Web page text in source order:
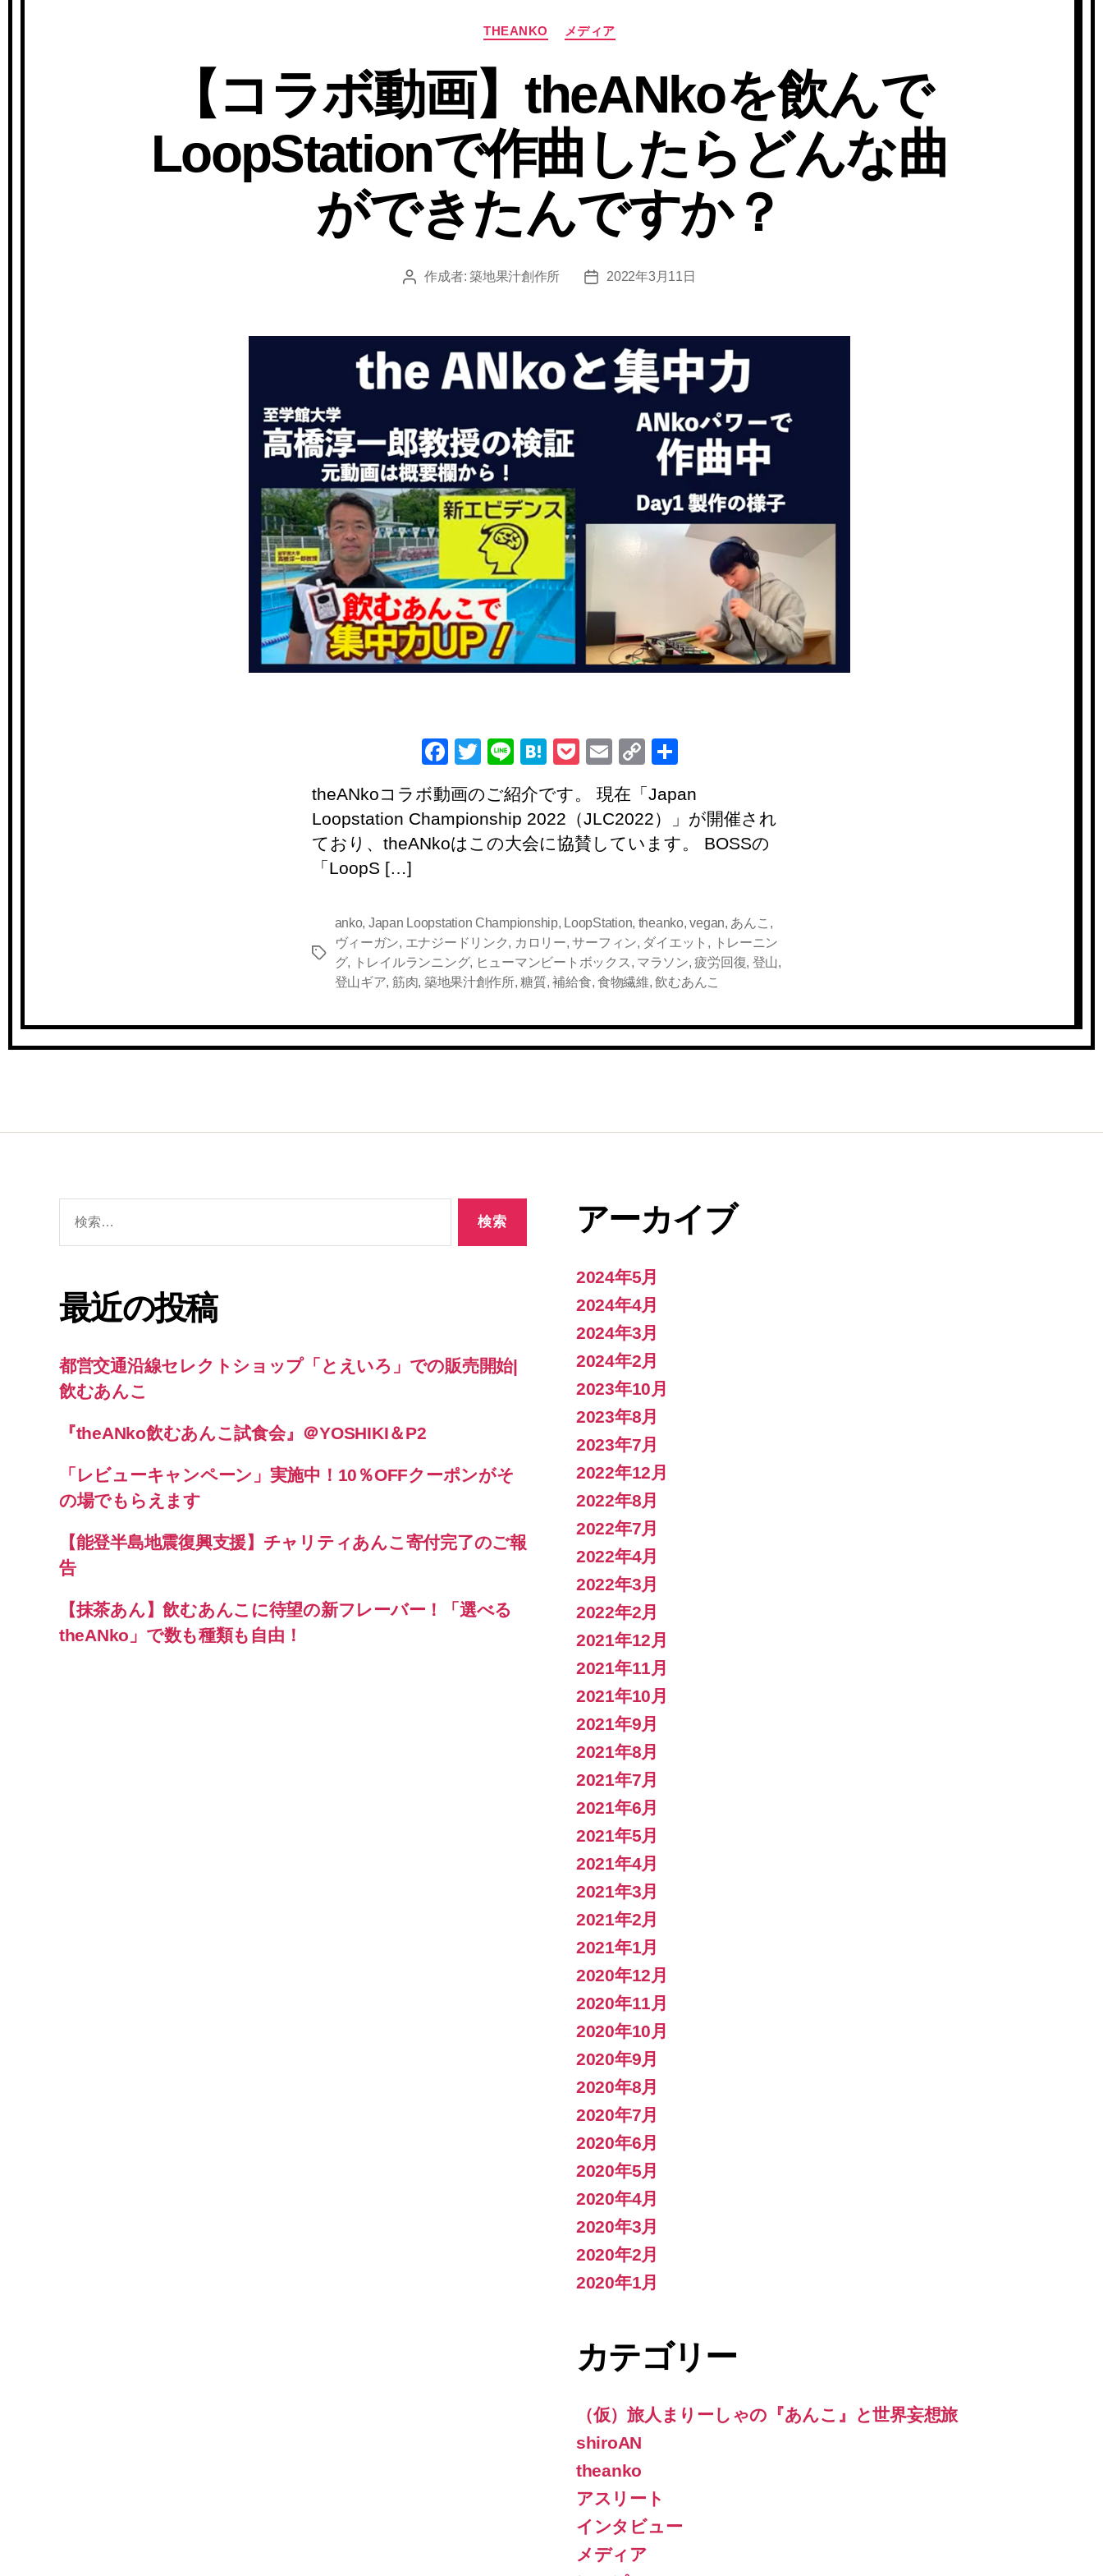
リ
ー
THEANKO メディア
【コラボ動画】theANkoを飲んで
LoopStationで作曲したらどんな曲
ができたんですか？
投
作成者:築地果汁創作所
投
2022年3月11日
F
c
e
b
k
T
tt
er
Li
e
H
e
n
a
P
ck
et
E
ail
C
p
y
Li
共
theANkoコラボ動画のご紹介です。 現在「Japan
Loopstation Championship 2022（JLC2022）」が開催され
ており、theANkoはこの大会に協賛しています。 BOSSの
「LoopS […]
タ
anko, Japan Loopstation Championship, LoopStation, theanko,vegan, あんこ ,
ヴィーガン, エナジードリンク, カロリー,サーフィン, ダイエット ,
トレーニン
グ, トレイルランニング, ヒューマンビートボックス , マラソン,疲労回復, 登山,
登山ギア, 筋肉, 築地果汁創作所,糖質,補給食,食物繊維,飲むあんこ
最近の投稿
都営交通沿線セレクトショップ「とえいろ」での販売開始|
飲むあんこ
『theANko飲むあんこ試食会』＠YOSHIKI＆P2
「レビューキャンペーン」実施中！10％OFFクーポンがそ
の場でもらえます
【能登半島地震復興支援】チャリティあんこ寄付完了のご報
告
【抹茶あん】飲むあんこに待望の新フレーバー！「選べる
theANko」で数も種類も自由！
アーカイブ
2024年5月
2024年4月
2024年3月
2024年2月
2023年10月
2023年8月
2023年7月
2022年12月
2022年8月
2022年7月
2022年4月
2022年3月
2022年2月
2021年12月
2021年11月
2021年10月
2021年9月
2021年8月
2021年7月
2021年6月
2021年5月
2021年4月
2021年3月
2021年2月
2021年1月
2020年12月
2020年11月
2020年10月
2020年9月
2020年8月
2020年7月
2020年6月
2020年5月
2020年4月
2020年3月
2020年2月
2020年1月
カテゴリー
（仮）旅人まりーしゃの『あんこ』と世界妄想旅
shiroAN
theanko
アスリート
インタビュー
メディア